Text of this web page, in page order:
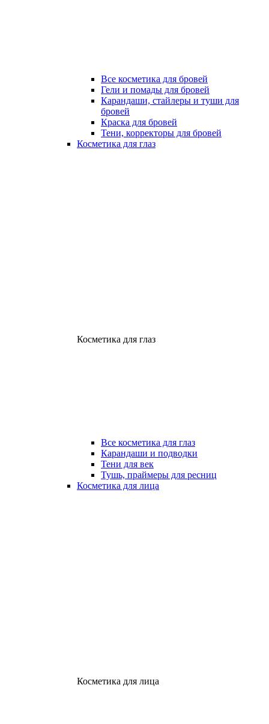
Все косметика для бровей
Гели и помады для бровей
Карандаши, стайлеры и туши для
бровей
Краска для бровей
Тени, корректоры для бровей
Косметика для глаз
Косметика для глаз
Все косметика для глаз
Карандаши и подводки
Тени для век
Тушь, праймеры для ресниц
Косметика для лица
Косметика для лица